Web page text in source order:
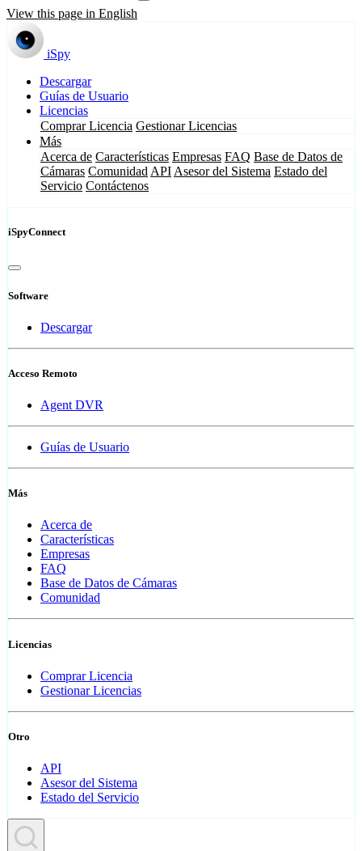
View this page in English
iSpy
Descargar
Guías de Usuario
Licencias
Comprar Licencia Gestionar Licencias
Más
Acerca de Características Empresas FAQ Base de Datos de
Cámaras Comunidad API Asesor del Sistema Estado del
Servicio Contáctenos
iSpyConnect
Software
Descargar
Acceso Remoto
Agent DVR
Guías de Usuario
Más
Acerca de
Características
Empresas
FAQ
Base de Datos de Cámaras
Comunidad
Licencias
Comprar Licencia
Gestionar Licencias
Otro
API
Asesor del Sistema
Estado del Servicio